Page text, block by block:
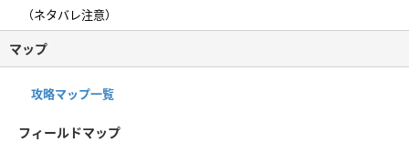
（ネタバレ注意）
マップ
攻略マップ一覧
フィールドマップ